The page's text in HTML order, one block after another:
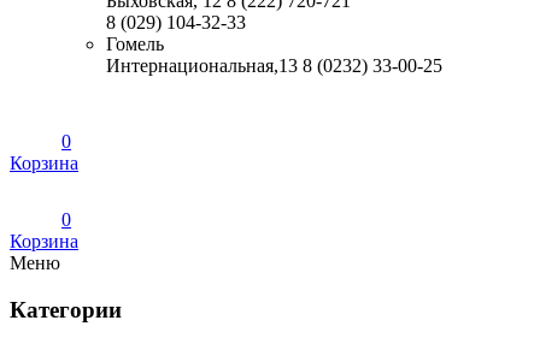
8 (029) 104-32-33
Гомель
Интернациональная,13 8 (0232) 33-00-25
0
Корзина
0
Корзина
Меню
Категории